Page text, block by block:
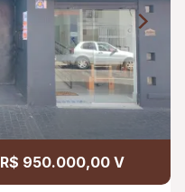
R$ 950.000,00 V